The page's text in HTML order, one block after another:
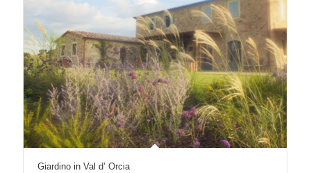
Giardino in Val d’ Orcia